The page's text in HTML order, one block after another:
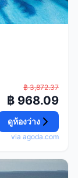
฿ 3,872.37
฿ 968.09
ดูห้องว่าง
via agoda.com